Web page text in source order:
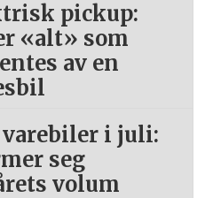
pickup:
«alt» som
av en
varebiler i juli:
seg
volum